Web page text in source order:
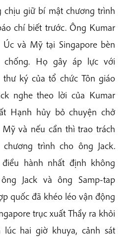
chịu giữ bí mật chương trình
chí biết trước. Ông Kumar
và Mỹ tại Singapore bèn
Họ gây áp lực với
thư ký của tổ chức Tôn giáo
nghe theo lời của Kumar
Hạnh hủy bỏ chuyện chở
và nếu cần thì trao trách
trình cho ông Jack.
hành nhất định không
Jack và ông Samp-tap
quốc đã khéo léo vận động
trục xuất Thầy ra khỏi
hai giờ khuya, cảnh sát